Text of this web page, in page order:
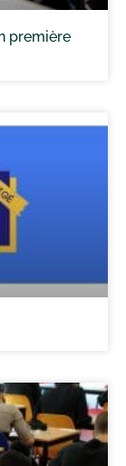
première